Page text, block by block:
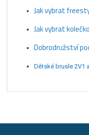
Jak vybrat
Jak vybrat
Dobrodružství
Dětské brusle 2V1